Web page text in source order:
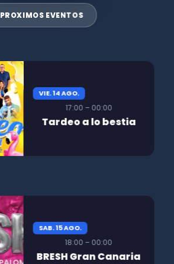
PROXIMOS EVENTOS
VIE. 14 AGO.
17:00 – 00:00
Tardeo a lo bestia
SAB. 15 AGO.
18:00 – 00:00
BRESH Gran Canaria